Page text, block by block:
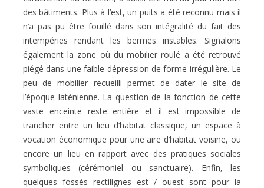
des bâtiments. Plus à l’est, un puits a été reconnu mais il
n’a pas pu être fouillé dans son intégralité du fait des
intempéries rendant les bermes instables. Signalons
également la zone où du mobilier roulé a été retrouvé
piégé dans une faible dépression de forme irrégulière. Le
peu de mobilier recueilli permet de dater le site de
l’époque laténienne. La question de la fonction de cette
vaste enceinte reste entière et il est impossible de
trancher entre un lieu d’habitat classique, un espace à
vocation économique pour une aire d’habitat voisine, ou
encore un lieu en rapport avec des pratiques sociales
symboliques (cérémoniel ou sanctuaire). Enfin, les
quelques fossés rectilignes est / ouest sont pour la